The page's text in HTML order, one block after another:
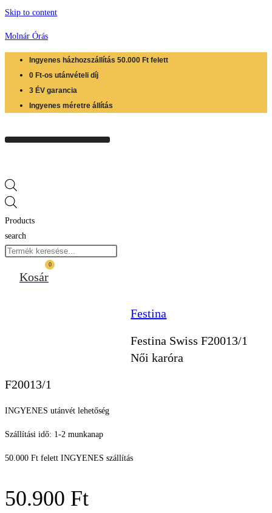
Skip to content
Molnár Órás
Ingyenes házhozszállítás 50.000 Ft felett
0 Ft-os utánvételi díj
3 ÉV garancia
Ingyenes méretre állítás
Products
search
0
Kosár
Festina
Festina Swiss F20013/1
Női karóra
F20013/1
INGYENES utánvét lehetőség
Szállítási idő: 1-2 munkanap
50.000 Ft felett INGYENES szállítás
50.900 Ft